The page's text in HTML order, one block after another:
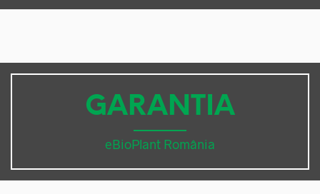
GARANTIA
eBioPlant România